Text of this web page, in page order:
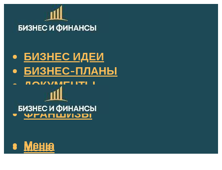
БИЗНЕС ИДЕИ
БИЗНЕС-ПЛАНЫ
ДОКУМЕНТЫ
НАЛОГИ
ФРАНШИЗЫ
Меню
Меню